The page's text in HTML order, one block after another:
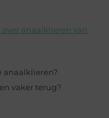
anaalklieren van
anaalklieren?
vaker terug?